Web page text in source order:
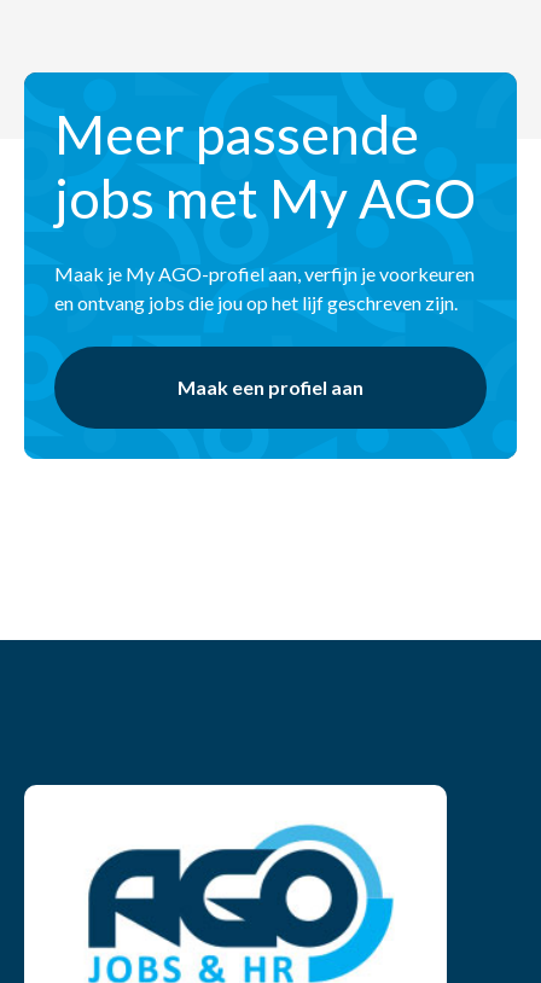
Meer passende
jobs met My AGO
Maak je My AGO-profiel aan, verfijn je voorkeuren
en ontvang jobs die jou op het lijf geschreven zijn.
Maak een profiel aan